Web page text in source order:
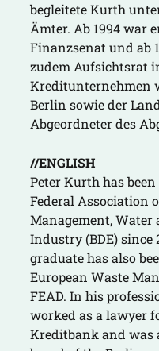
begleitete Kurth
Ämter. Ab 1994 war
Finanzsenat und ab
zudem Aufsichtsrat
Kreditunternehmen
Berlin sowie der
Abgeordneter des
//ENGLISH
Peter Kurth has
Federal Association
Management, Water
Industry (BDE) since
graduate has also
European Waste
FEAD. In his
worked as a lawyer
Kreditbank and was